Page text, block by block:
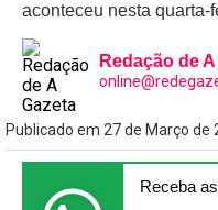
aconteceu nesta quarta-
Redação de
Publicado em 27 de Março de
Receba